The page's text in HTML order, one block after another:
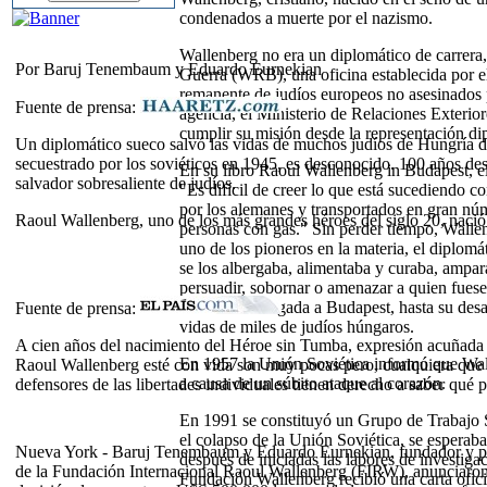
Por Baruj Tenembaum y Eduardo Eurnekian
Fuente de prensa:
Un diplomático sueco salvó las vidas de muchos judíos de Hungría
secuestrado por los soviéticos en 1945, es desconocido. 100 años
salvador sobresaliente de judíos.
Raoul Wallenberg, uno de los más grandes héroes del siglo 20,
Fuente de prensa:
A cien años del nacimiento del Héroe sin Tumba, expresión
Raoul Wallenberg esté con vida son muy pocas pero, cualquiera
defensores de las libertades individuales tienen derecho a saber qué
Nueva York - Baruj Tenembaum y Eduardo Eurnekian, fundador y
de la Fundación Internacional Raoul Wallenberg (FIRW),
condenados a muerte por el nazismo.
Wallenberg no era un diplomático de
Guerra (WRB), una oficina establecida por
remanente de judíos europeos no
agencia, el Ministerio de Relaciones
cumplir su misión desde la representación
En su libro Raoul Wallenberg in Budapest,
"Es difícil de creer lo que está sucediendo
por los alemanes y transportados en gran
personas con gas." Sin perder tiempo,
uno de los pioneros en la materia, el
se los albergaba, alimentaba y curaba,
persuadir, sobornar o amenazar a quien
fecha de su llegada a Budapest, hasta su
vidas de miles de judíos húngaros.
En 1957 la Unión Soviética informó que
a causa de un súbito ataque al corazón.
En 1991 se constituyó un Grupo de Trabajo
el colapso de la Unión Soviética, se
después de iniciadas las labores de
Fundación Wallenberg recibió una carta